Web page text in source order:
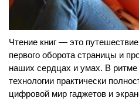
Чтение книг — это
первого оборота страницы и
наших сердцах и умах. В ритме
технологии практически
цифровой мир гаджетов и